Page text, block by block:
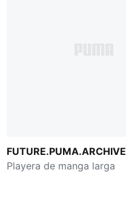
FUTURE.PUMA.ARCHIVE
Playera de manga larga